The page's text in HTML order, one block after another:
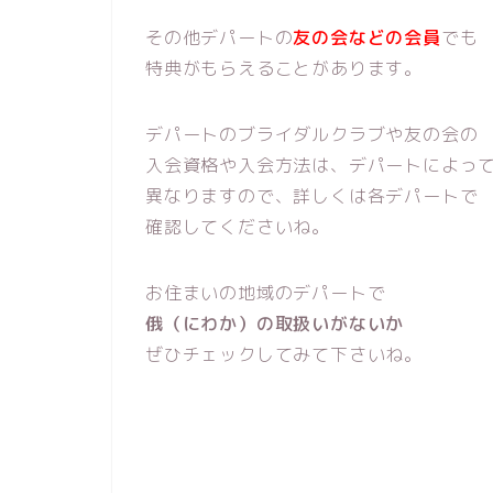
その他デパートの友の会などの会員でも
特典がもらえることがあります。
デパートのブライダルクラブや友の会の
入会資格や入会方法は、デパートによっ
異なりますので、詳しくは各デパートで
確認してくださいね。
お住まいの地域のデパートで
俄（にわか）の取扱いがないか
ぜひチェックしてみて下さいね。